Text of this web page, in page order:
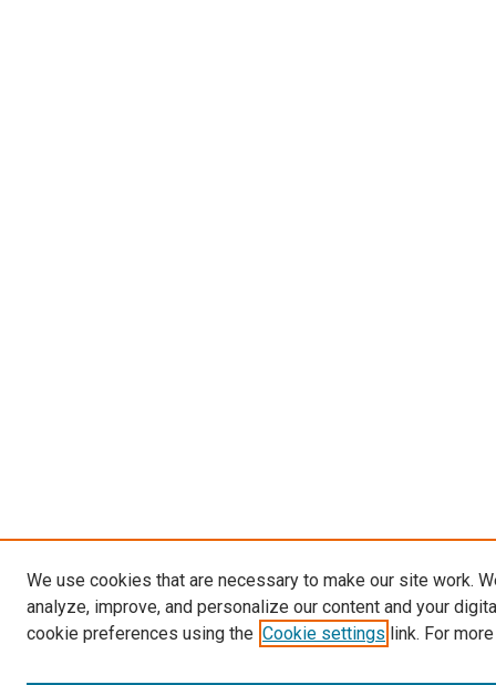
We use cookies that are necessary to make our site work.
analyze, improve, and personalize our content and your
cookie preferences using the Cookie settings link. For